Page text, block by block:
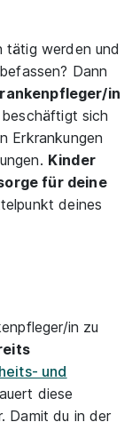
tätig werden und
Dann
in
sich
Erkrankungen
Kinder
für deine
deines
in zu
und
diese
Damit du in der